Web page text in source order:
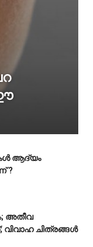
ഈ
ആദ്യം
?
അതീവ
ചിത്രങ്ങൾ